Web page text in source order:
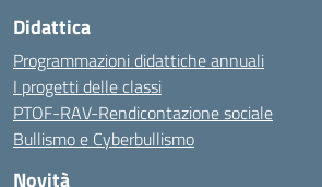
Didattica
Programmazioni didattiche annuali
I progetti delle classi
PTOF-RAV-Rendicontazione sociale
Bullismo e Cyberbullismo
Novità